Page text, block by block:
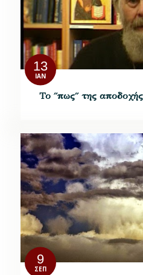
13
ΙΑΝ
Το ΄΄πως΄΄ της
9
ΣΕΠ